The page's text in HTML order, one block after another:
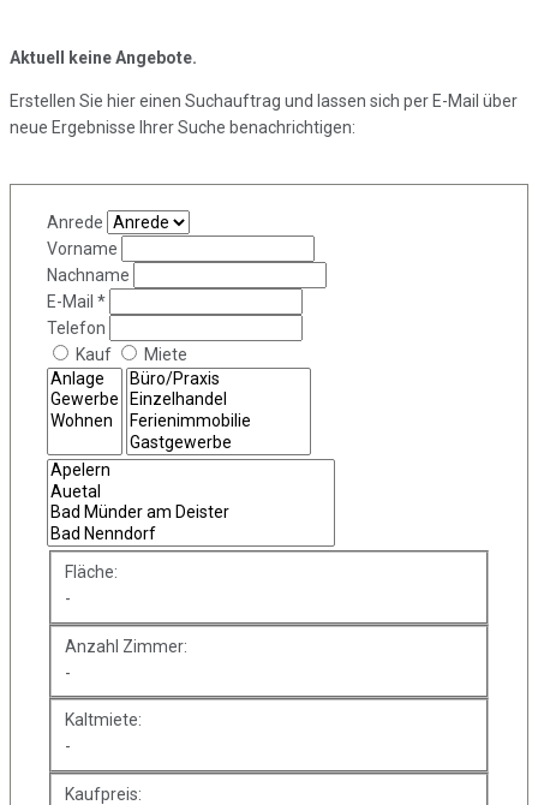
Aktuell keine Angebote.
Erstellen Sie hier einen Suchauftrag und lassen sich per E-Mail über
neue Ergebnisse Ihrer Suche benachrichtigen:
Anrede
Vorname
Nachname
E-Mail *
Telefon
Kauf
Miete
Fläche:
-
Anzahl Zimmer:
-
Kaltmiete:
-
Kaufpreis: